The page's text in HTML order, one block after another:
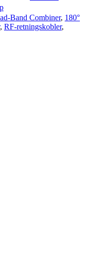
Band Combiner, 180°
, RF-retningskobler,